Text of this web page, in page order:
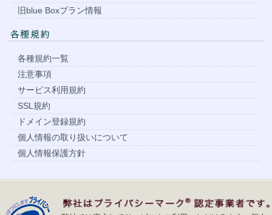
旧blue Boxプラン情報
各種規約一覧
注意事項
サービス利用規約
SSL規約
ドメイン登録規約
個人情報の取り扱いについて
個人情報保護方針